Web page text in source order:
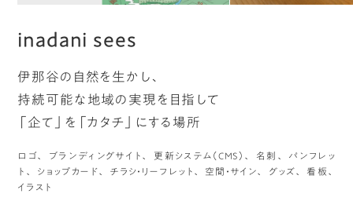
inadani sees
伊那谷の自然を生かし、
持続可能な地域の実現を目指して
「企て」を「カタチ」にする場所
ロゴ ブランディングサイト 更新システム（CMS） 名刺
パンフレッ
ト
ショップカード チラシ・リーフレット 空間・サイン グッズ
看板
イラスト